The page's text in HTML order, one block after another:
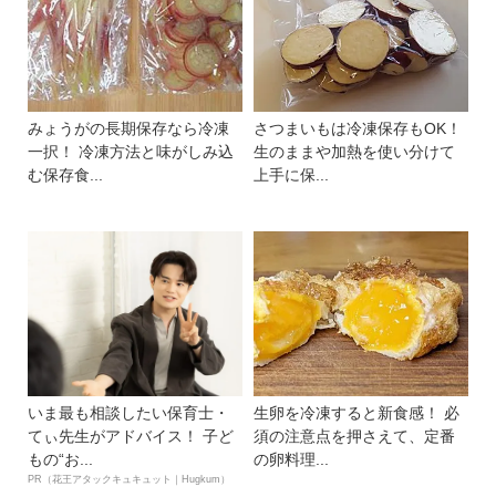
みょうがの長期保存なら冷凍
一択！ 冷凍方法と味がしみ込
む保存食...
さつまいもは冷凍保存もOK！
生のままや加熱を使い分けて
上手に保...
いま最も相談したい保育士・
てぃ先生がアドバイス！ 子ど
もの“お...
PR（花王アタックキュキュット｜Hugkum）
生卵を冷凍すると新食感！ 必
須の注意点を押さえて、定番
の卵料理...